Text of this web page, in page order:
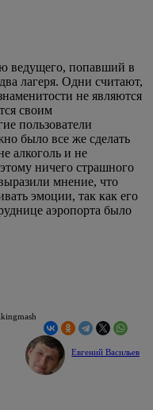
ведущего, попавший в
лагеря. Одни считают,
не являются
своим
пользователи
было все же сделать
алкоголь и не
ничего страшного
мнение, что
эмоции, так как его
аэропорта было
Евгений Васильев